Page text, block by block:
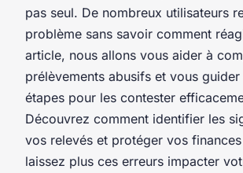
pas seul. De nombreux utilisateurs
problème sans savoir comment
article, nous allons vous aider à
prélèvements abusifs et vous guider
étapes pour les contester
Découvrez comment identifier les
vos relevés et protéger vos
laissez plus ces erreurs impacter